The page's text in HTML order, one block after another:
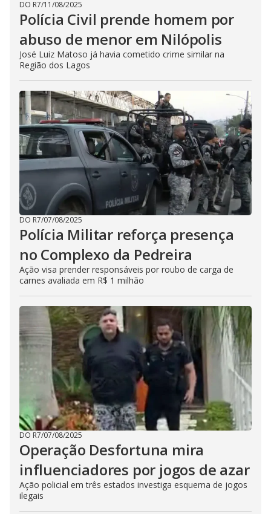
DO R7/11/08/2025
Polícia Civil prende homem por
abuso de menor em Nilópolis
José Luiz Matoso já havia cometido crime similar na
Região dos Lagos
DO R7/07/08/2025
Polícia Militar reforça presença
no Complexo da Pedreira
Ação visa prender responsáveis por roubo de carga de
carnes avaliada em R$ 1 milhão
DO R7/07/08/2025
Operação Desfortuna mira
influenciadores por jogos de azar
Ação policial em três estados investiga esquema de jogos
ilegais